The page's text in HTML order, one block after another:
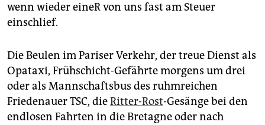
wenn wieder eineR von uns fast am Steuer
einschlief.
Die Beulen im Pariser Verkehr, der treue Dienst als
Opataxi, Frühschicht-Gefährte morgens um drei
oder als Mannschaftsbus des ruhmreichen
Friedenauer TSC, dieRitter-Rost-Gesänge bei den
endlosen Fahrten in die Bretagne oder nach